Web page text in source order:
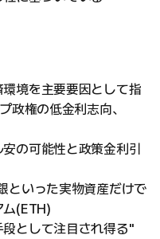
境を主要要因として指
政権の低金利志向、
の可能性と政策金利引
といった実物資産だけで
ム(ETH)
として注目され得る"